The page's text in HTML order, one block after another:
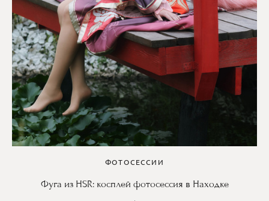
ФОТОСЕССИИ
Фуга из HSR: косплей фотосессия в Находке